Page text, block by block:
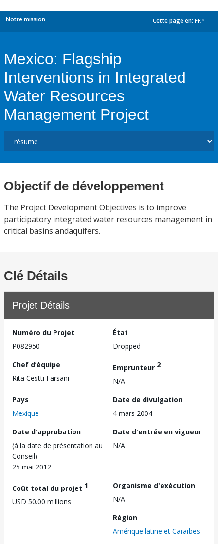
Notre mission Cette page en: FR
Mexico: Flagship
Interventions in Integrated
Water Resources
Management Project
Objectif de développement
The Project Development Objectives is to improve
participatory integrated water resources management in
critical basins andaquifers.
Clé Détails
Projet Détails
Numéro du Projet
P082950
État
Dropped
Chef d’équipe
Rita Cestti Farsani
Emprunteur 2
N/A
Pays
Mexique
Date de divulgation
4 mars 2004
Date d'approbation
(à la date de présentation au
Conseil)
25 mai 2012
Date d'entrée en vigueur
N/A
Coût total du projet 1
USD 50.00 millions
Organisme d'exécution
N/A
Région
Amérique latine et Caraïbes